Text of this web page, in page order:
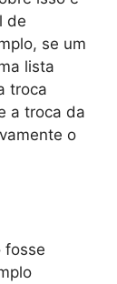
de
se um
lista
troca
a troca da
o
fosse